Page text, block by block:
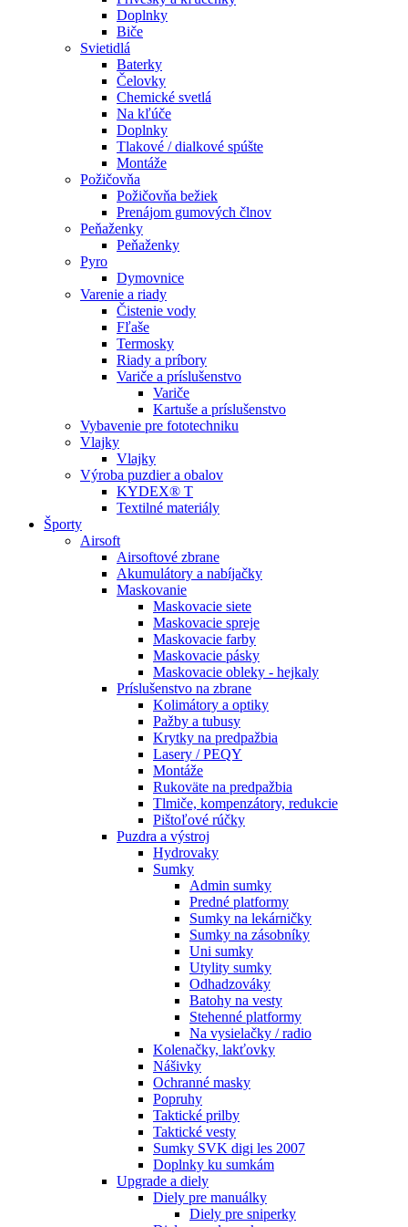
Doplnky
Biče
Svietidlá
Baterky
Čelovky
Chemické svetlá
Na kľúče
Doplnky
Tlakové / dialkové spúšte
Montáže
Požičovňa
Požičovňa bežiek
Prenájom gumových člnov
Peňaženky
Peňaženky
Pyro
Dymovnice
Varenie a riady
Čistenie vody
Fľaše
Termosky
Riady a príbory
Variče a príslušenstvo
Variče
Kartuše a príslušenstvo
Vybavenie pre fototechniku
Vlajky
Vlajky
Výroba puzdier a obalov
KYDEX® T
Textilné materiály
Športy
Airsoft
Airsoftové zbrane
Akumulátory a nabíjačky
Maskovanie
Maskovacie siete
Maskovacie spreje
Maskovacie farby
Maskovacie pásky
Maskovacie obleky - hejkaly
Príslušenstvo na zbrane
Kolimátory a optiky
Pažby a tubusy
Krytky na predpažbia
Lasery / PEQY
Montáže
Rukoväte na predpažbia
Tlmiče, kompenzátory, redukcie
Pištoľové rúčky
Puzdra a výstroj
Hydrovaky
Sumky
Admin sumky
Predné platformy
Sumky na lekárničky
Sumky na zásobníky
Uni sumky
Utylity sumky
Odhadzováky
Batohy na vesty
Stehenné platformy
Na vysielačky / radio
Kolenačky, lakťovky
Nášivky
Ochranné masky
Popruhy
Taktické prilby
Taktické vesty
Sumky SVK digi les 2007
Doplnky ku sumkám
Upgrade a diely
Diely pre manuálky
Diely pre sniperky